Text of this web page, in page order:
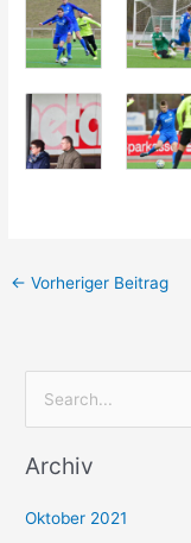
← Vorheriger Beitrag
c
Archiv
Oktober 2021